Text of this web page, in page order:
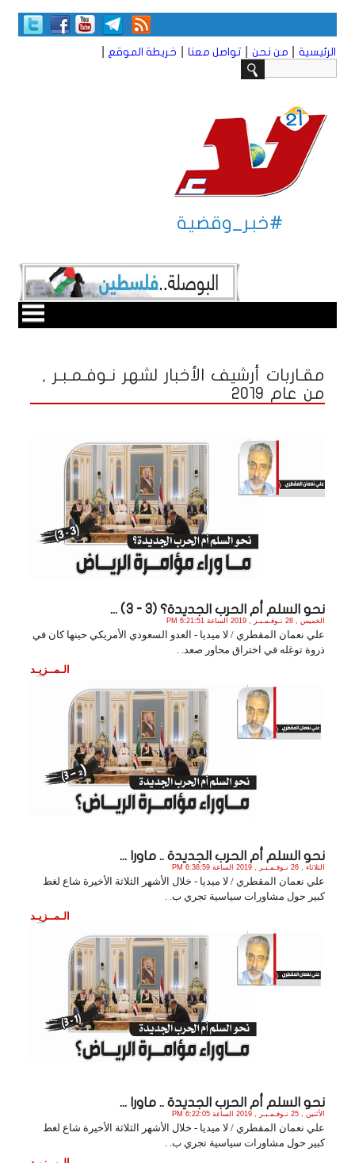
الرئيسية من نحن تواصل معنا خريطة الموقع
#خبر_وقضية
مقـاربات أرشيف الأخبار لشهر نـوفـمـبـر ,
من عام 2019
نحو السلم أم الحرب الجديدة؟ (3 - 3) ...
الخميس , 28 نـوفـمـبـر , 2019 الساعة 6:21:51 PM
علي نعمان المقطري / لا ميديا - العدو السعودي الأمريكي حينها كان في
ذروة توغله في اختراق محاور صعد. .
الـمــزيـد
نحو السلم أم الحرب الجديدة .. ماورا ...
الثلاثاء , 26 نـوفـمـبـر , 2019 الساعة 6:36:59 PM
علي نعمان المقطري / لا ميديا - خلال الأشهر الثلاثة الأخيرة شاع لغط
كبير حول مشاورات سياسية تجري ب. .
الـمــزيـد
نحو السلم أم الحرب الجديدة .. ماورا ...
الأثنين , 25 نـوفـمـبـر , 2019 الساعة 6:22:05 PM
علي نعمان المقطري / لا ميديا - خلال الأشهر الثلاثة الأخيرة شاع لغط
كبير حول مشاورات سياسية تجري ب. .